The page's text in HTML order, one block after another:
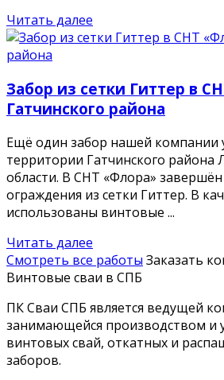
Читать далее
Забор из сетки Гиттер в
Гатчинского района
Ещё один забор нашей компании
территории Гатчинского района
области. В СНТ «Флора»
ограждения из сетки Гиттер. В
использованы винтовые ...
Читать далее
Смотреть все работы Заказать
Винтовые сваи в СПБ
ПК Сваи СПБ является ведущей
занимающейся производством и
винтовых свай, откатных и
заборов.